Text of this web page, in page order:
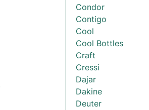
Condor
Contigo
Cool
Cool Bottles
Craft
Cressi
Dajar
Dakine
Deuter